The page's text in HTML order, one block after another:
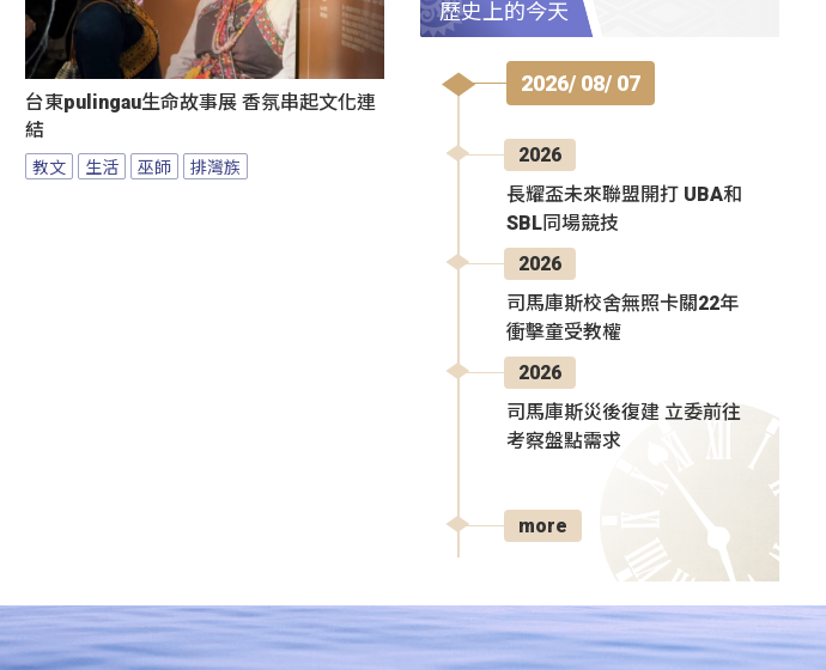
台東pulingau生命故事展 香氛串起文化連
結
教文 生活 巫師 排灣族
歷史上的今天
2026/ 08/ 07
2026
長耀盃未來聯盟開打 UBA和
SBL同場競技
2026
司馬庫斯校舍無照卡關22年
衝擊童受教權
2026
司馬庫斯災後復建 立委前往
考察盤點需求
more